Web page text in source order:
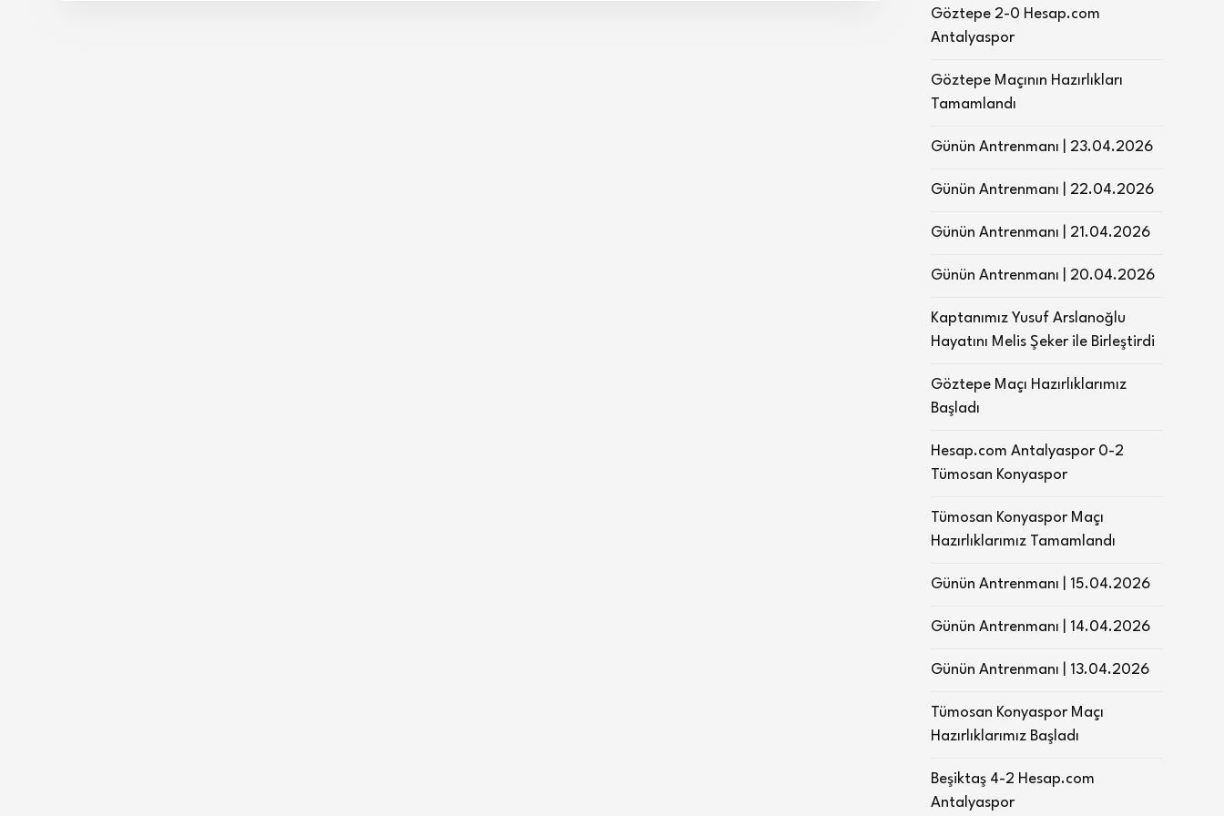
Göztepe 2-0 Hesap.com
Antalyaspor
Göztepe Maçının Hazırlıkları
Tamamlandı
Günün Antrenmanı | 23.04.2026
Günün Antrenmanı | 22.04.2026
Günün Antrenmanı | 21.04.2026
Günün Antrenmanı | 20.04.2026
Kaptanımız Yusuf Arslanoğlu
Hayatını Melis Şeker ile Birleştirdi
Göztepe Maçı Hazırlıklarımız
Başladı
Hesap.com Antalyaspor 0-2
Tümosan Konyaspor
Tümosan Konyaspor Maçı
Hazırlıklarımız Tamamlandı
Günün Antrenmanı | 15.04.2026
Günün Antrenmanı | 14.04.2026
Günün Antrenmanı | 13.04.2026
Tümosan Konyaspor Maçı
Hazırlıklarımız Başladı
Beşiktaş 4-2 Hesap.com
Antalyaspor